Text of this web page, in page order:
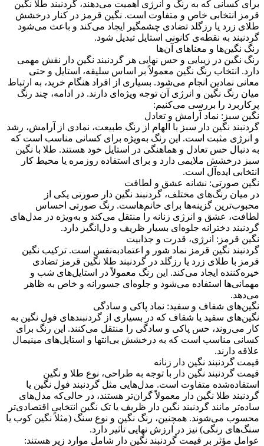
برای کسانی که به رنگ و انرژی اهمیت می‌دهند، گردنبند طلا نگین
قرمز انتخابی خاص و متفاوت است. نگین قرمز در کنار درخشش
طلای زرد یا رزگلد تضادی چشمگیر ایجاد می‌کند و باعث می‌شود
گردنبند به نقطه‌ی کانونی استایل تبدیل شود.
رنگ نگین‌ها و معناهای آن‌ها
رنگ نگین در زیبایی و حس نهایی هر گردنبند نگین دار نقش مهمی
دارد. انتخاب رنگ نگین معمولاً بر اساس سلیقه، استایل و حتی
معانی نمادین انجام می‌شود. بسیاری از افراد هنگام خرید، به ارتباط
میان رنگ نگین و انرژی آن توجه ویژه‌ای دارند. در ادامه، چند رنگ
پرکاربرد را بررسی می‌کنیم:
نگین سبز: نماد آرامش و تعادل
گردنبند نگین دار سبز با الهام از رنگ طبیعت، نمادی از آرامش، رشد
و انرژی مثبت است. این رنگ به‌ویژه برای کسانی مناسب است که
به دنبال حس تعادل و هماهنگی در استایل خود هستند. طلا با نگین
سبز درخشش ملایمی دارد و برای استفاده روزمره یا محیط کار
انتخابی ایده‌آل است.
نگین صورتی: نشانه عشق و لطافت
در میان رنگ‌های مختلف، گردنبند نگین دار صورتی یکی از
محبوب‌ترین گزینه‌ها برای خانم‌هاست. رنگ صورتی احساس
لطافت، عشق و انرژی زنانه را منتقل می‌کند و به‌ویژه در مدل‌های
گردنبند دخترانه جلوه‌ای بسیار ظریف و دل‌انگیز دارد.
نگین قرمز: انرژی، قدرت و جذابیت
گردنبند نگین قرمز نماد شور و اعتماد‌به‌نفس است. ترکیب نگین
قرمز با طلای زرد یا رزگلد در گردنبند طلا نگین قرمز تضادی
خیره‌کننده ایجاد می‌کند. این رنگ معمولاً در استایل‌های شب و
مهمانی‌ها استفاده می‌شود و جلوه‌ای جسورانه و خاص به ظاهر
می‌دهد.
نگین‌های شفاف و سفید: نماد پاکی و سادگی
نگین‌های سفید یا شفاف که در بسیاری از گردنبندهای فول نگین به
کار می‌روند، حس پاکی و سادگی را منتقل می‌کنند. این رنگ برای
کسانی مناسب است که به درخشش بی‌انتها و استایل‌های مینیمال
علاقه دارند.
قیمت گردنبند نگین ‌دار زنانه
قیمت گردنبند نگین دار با توجه به طراحی، نوع طلا و نگین
استفاده‌شده متفاوت است. مدل‌هایی مثل گردنبند فول نگین یا
گردنبند طلا نگین دار معمولاً گران‌تر هستند، در حالی‌که مدل‌های
ساده‌تر مانند گردنبند نگین دار ظریف یا تک نگین انتخابی اقتصادی‌تر
محسوب می‌شوند. همچنین، رنگ نگین و نوع سنگ (مثلاً نگین کوب یا
سنگ‌های رنگی) نیز در ارزش نهایی تأثیر دارد.
عوامل مؤثر بر قیمت گردنبند نگین دار شامل موارد زیر هستند: